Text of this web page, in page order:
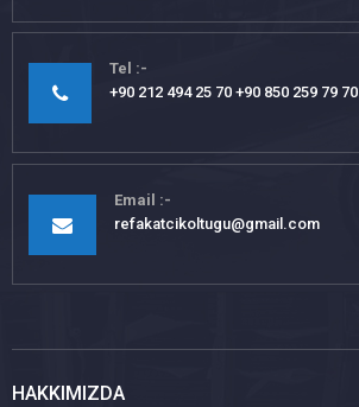
Tel
+90 212 494 25 70 +90 850 259 79 70
Email
refakatcikoltugu@gmail.com
HAKKIMIZDA